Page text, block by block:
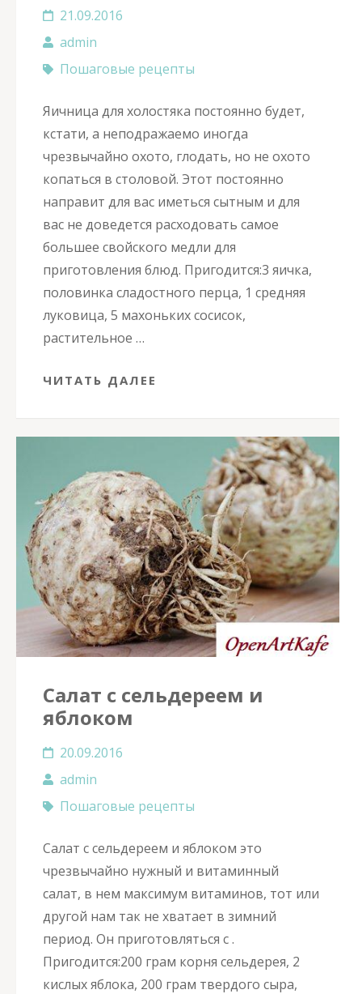
21.09.2016
admin
Пошаговые рецепты
Яичница для холостяка постоянно будет,
кстати, а неподражаемо иногда
чрезвычайно охото, глодать, но не охото
копаться в столовой. Этот постоянно
направит для вас иметься сытным и для
вас не доведется расходовать самое
большее свойского медли для
приготовления блюд. Пригодится:3 яичка,
половинка сладостного перца, 1 средняя
луковица, 5 махоньких сосисок,
растительное …
ЧИТАТЬ ДАЛЕЕ
Салат с сельдереем и
яблоком
20.09.2016
admin
Пошаговые рецепты
Салат с сельдереем и яблоком это
чрезвычайно нужный и витаминный
салат, в нем максимум витаминов, тот или
другой нам так не хватает в зимний
период. Он приготовляться с .
Пригодится:200 грам корня сельдерея, 2
кислых яблока, 200 грам твердого сыра,